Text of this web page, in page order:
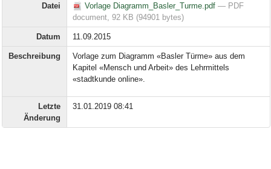
Datei Vorlage Diagramm_Basler_Turme.pdf— PDF
document, 92 KB (94901 bytes)
Datum 11.09.2015
Beschreibung
Vorlage zum Diagramm «Basler Türme» aus dem
Kapitel «Mensch und Arbeit» des Lehrmittels
«stadtkunde online».
Letzte
Änderung
31.01.2019 08:41